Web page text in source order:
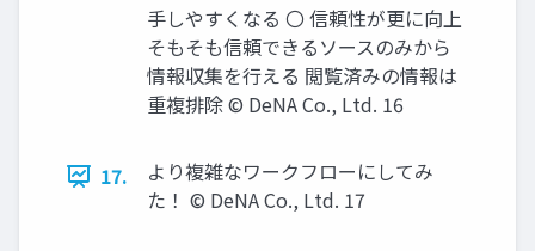
手しやすくなる 〇 信頼性が更に向上
そもそも信頼できるソースのみから
情報収集を行える 閲覧済みの情報は
重複排除 © DeNA Co., Ltd. 16
17.
より複雑なワークフローにしてみ
た！ © DeNA Co., Ltd. 17